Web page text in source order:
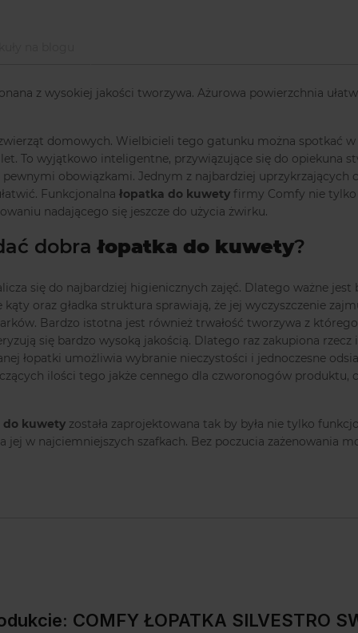
z wysokiej jakości tworzywa. Ażurowa powierzchnia
domowych. Wielbicieli tego gatunku można spotkać w
To wyjątkowo inteligentne, przywiązujące się do opiekuna
obowiązkami. Jednym z najbardziej uprzykrzających
Funkcjonalna łopatka do kuwety firmy Comfy nie tylko
nadającego się jeszcze do użycia żwirku.
dobrałopatka do kuwety?
się do najbardziej higienicznych zajęć. Dlatego ważne jest
oraz gładka struktura sprawiają, że jej wyczyszczenie
Bardzo istotna jest również trwałość tworzywa z
się bardzo wysoką jakością. Dlatego raz zakupiona rzecz
łopatki umożliwia wybranie nieczystości i jednoczesne
ilości tego jakże cennego dla czworonogów produktu,
do kuwety została zaprojektowana tak by była nie tylko
jej w najciemniejszych szafkach. Bez poczucia zażenowania
COMFY ŁOPATKA SILVESTRO